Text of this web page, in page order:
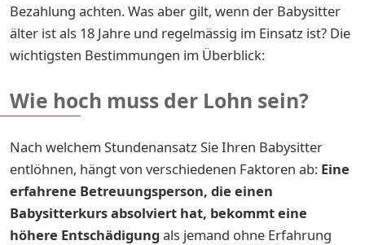
Bezahlung achten. Was aber gilt, wenn der Babysitter
älter ist als 18 Jahre und regelmässig im Einsatz ist? Die
wichtigsten Bestimmungen im Überblick:
Wie hoch muss der Lohn sein?
Nach welchem Stundenansatz Sie Ihren Babysitter
entlöhnen, hängt von verschiedenen Faktoren ab: Eine
erfahrene Betreuungsperson, die einen
Babysitterkurs absolviert hat, bekommt eine
höhere Entschädigungals jemand ohne Erfahrung